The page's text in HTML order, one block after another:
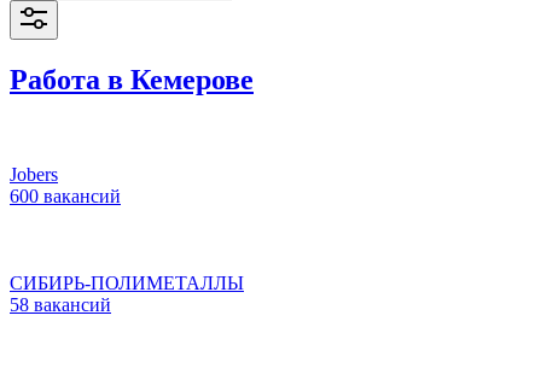
Работа в Кемерове
Jobers
600 вакансий
СИБИРЬ-ПОЛИМЕТАЛЛЫ
58 вакансий